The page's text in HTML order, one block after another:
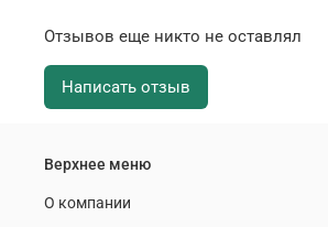
Отзывов еще никто не оставлял
Написать отзыв
Верхнее меню
О компании